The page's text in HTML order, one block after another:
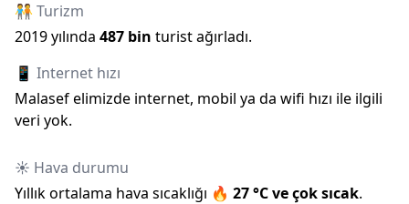
🧑‍🤝‍🧑 Turizm
2019yılında 487 bin turist ağırladı.
📱 Internet hızı
Malasef elimizde internet, mobil ya da wifi hızı ile ilgili
veri yok.
☀️ Hava durumu
Yıllık ortalama hava sıcaklığı 🔥 27°C veçok sıcak.